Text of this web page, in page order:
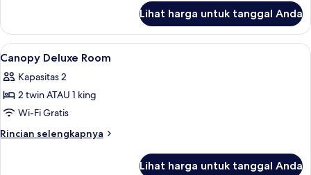
Malaysia
&
Singapore
Residents
Only)
Villa,
King
Private
Pool
Malaysia
&
Singapore
Lihat harga untuk tanggal Anda
Lihat
semua
foto
untuk
Canopy
Deluxe
Seprai katun Mesir, seprai premium,
3
Canopy Deluxe Room
Kapasitas 2
2 twin ATAU 1 king
Wi-Fi Gratis
Rincian selengkapnya
Rincian
Lihat harga untuk tanggal Anda